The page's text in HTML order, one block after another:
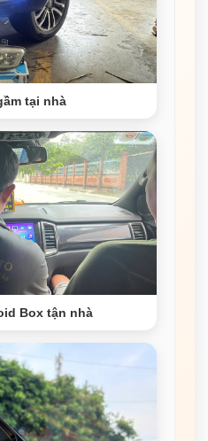
tại nhà
Box tận nhà